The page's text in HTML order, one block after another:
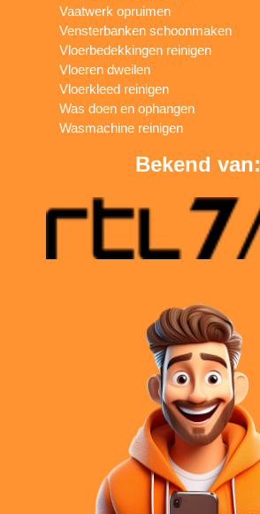
Vaatwerk opruimen
Vensterbanken schoonmaken
Vloerbedekkingen reinigen
Vloeren dweilen
Vloerkleed reinigen
Was doen en ophangen
Wasmachine reinigen
Bekend van: